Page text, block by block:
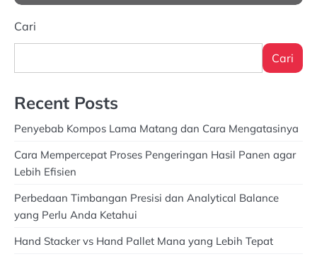
Oktober 3, 2025
Cari
Cari
Recent Posts
Penyebab Kompos Lama Matang dan Cara Mengatasinya
Cara Mempercepat Proses Pengeringan Hasil Panen agar
Lebih Efisien
Perbedaan Timbangan Presisi dan Analytical Balance
yang Perlu Anda Ketahui
Hand Stacker vs Hand Pallet Mana yang Lebih Tepat